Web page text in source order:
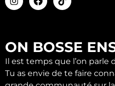
ON BOSSE
Il est temps que l’on parle
Tu as envie de te faire